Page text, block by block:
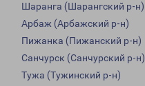
Шаранга (Шарангский р-н)
Арбаж (Арбажский р-н)
Пижанка (Пижанский р-н)
Санчурск (Санчурский р-н)
Тужа (Тужинский р-н)